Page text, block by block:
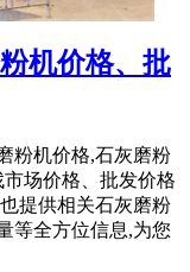
机价格、批
粉机价格,石灰磨粉
场价格、批发价格
提供相关石灰磨粉
等全方位信息,为您